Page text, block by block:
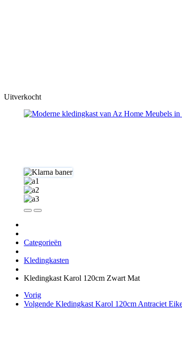
Uitverkocht
Categorieën
Kledingkasten
Kledingkast Karol 120cm Zwart Mat
Vorig
Volgende Kledingkast Karol 120cm Antraciet